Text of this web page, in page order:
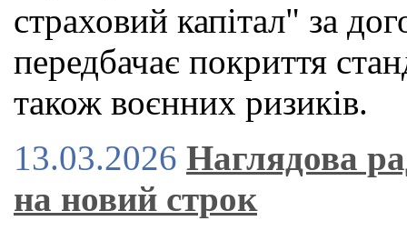
страховий капітал" за
передбачає покриття
також воєнних ризиків.
13.03.2026 Наглядова
на новий строк